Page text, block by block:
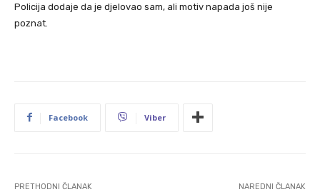
Policija dodaje da je djelovao sam, ali motiv napada još nije
poznat.
Facebook Viber
PRETHODNI ČLANAK NAREDNI ČLANAK